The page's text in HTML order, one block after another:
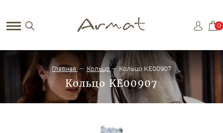
0
Главная Кольцо Кольцо KE00907
Кольцо KE00907